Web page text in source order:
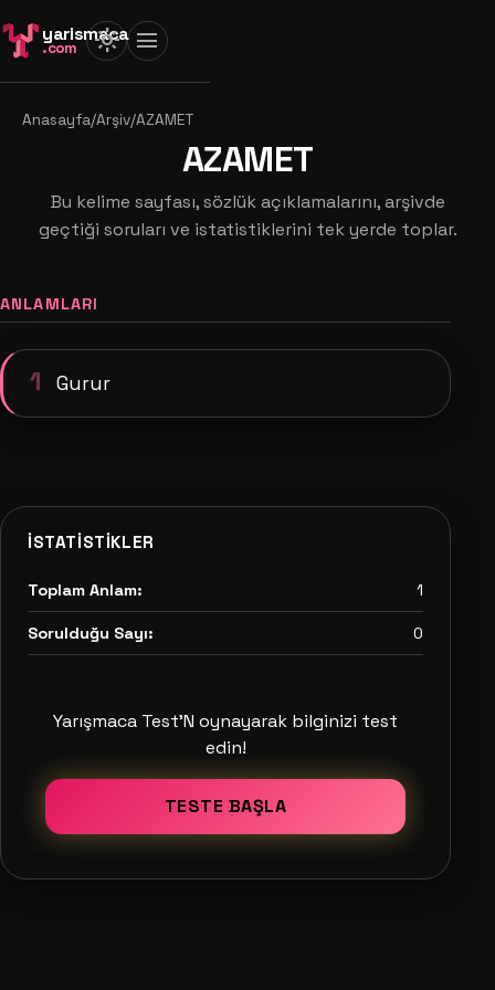
yarismaca
.com light_mode menu
Anasayfa/Arşiv/AZAMET
AZAMET
Bu kelime sayfası, sözlük açıklamalarını, arşivde
geçtiği soruları ve istatistiklerini tek yerde toplar.
ANLAMLARI
1 Gurur
İSTATISTIKLER
Toplam Anlam: 1
Sorulduğu Sayı: 0
Yarışmaca Test'N oynayarak bilginizi test
edin!
TESTE BAŞLA